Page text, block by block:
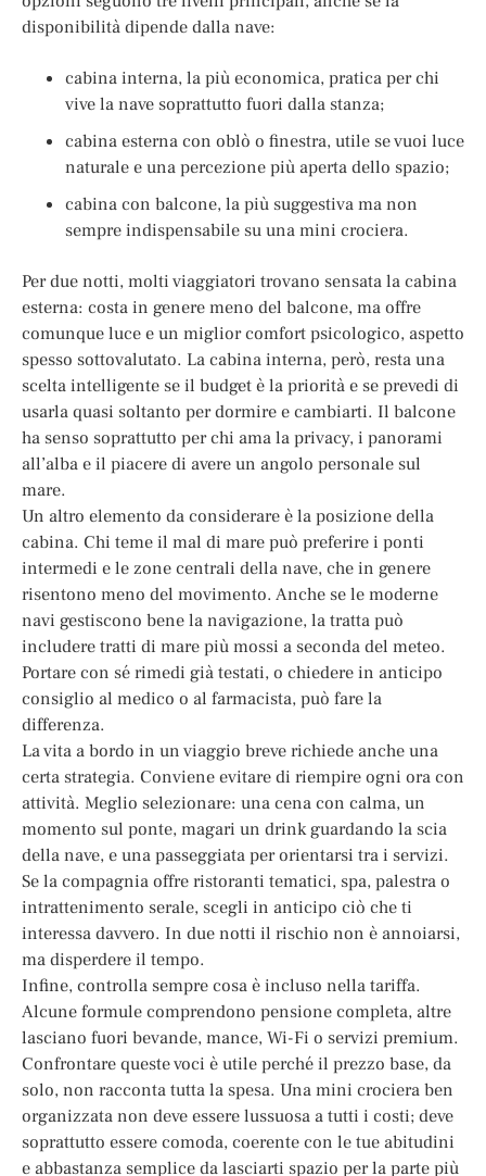
disponibilità dipende dalla nave:
cabina interna, la più economica, pratica per chi
vive la nave soprattutto fuori dalla stanza;
cabina esterna con oblò o finestra, utile se vuoi luce
naturale e una percezione più aperta dello spazio;
cabina con balcone, la più suggestiva ma non
sempre indispensabile su una mini crociera.
Per due notti, molti viaggiatori trovano sensata la cabina
esterna: costa in genere meno del balcone, ma offre
comunque luce e un miglior comfort psicologico, aspetto
spesso sottovalutato. La cabina interna, però, resta una
scelta intelligente se il budget è la priorità e se prevedi di
usarla quasi soltanto per dormire e cambiarti. Il balcone
ha senso soprattutto per chi ama la privacy, i panorami
all’alba e il piacere di avere un angolo personale sul
mare.
Un altro elemento da considerare è la posizione della
cabina. Chi teme il mal di mare può preferire i ponti
intermedi e le zone centrali della nave, che in genere
risentono meno del movimento. Anche se le moderne
navi gestiscono bene la navigazione, la tratta può
includere tratti di mare più mossi a seconda del meteo.
Portare con sé rimedi già testati, o chiedere in anticipo
consiglio al medico o al farmacista, può fare la
differenza.
La vita a bordo in un viaggio breve richiede anche una
certa strategia. Conviene evitare di riempire ogni ora con
attività. Meglio selezionare: una cena con calma, un
momento sul ponte, magari un drink guardando la scia
della nave, e una passeggiata per orientarsi tra i servizi.
Se la compagnia offre ristoranti tematici, spa, palestra o
intrattenimento serale, scegli in anticipo ciò che ti
interessa davvero. In due notti il rischio non è annoiarsi,
ma disperdere il tempo.
Infine, controlla sempre cosa è incluso nella tariffa.
Alcune formule comprendono pensione completa, altre
lasciano fuori bevande, mance, Wi-Fi o servizi premium.
Confrontare queste voci è utile perché il prezzo base, da
solo, non racconta tutta la spesa. Una mini crociera ben
organizzata non deve essere lussuosa a tutti i costi; deve
soprattutto essere comoda, coerente con le tue abitudini
e abbastanza semplice da lasciarti spazio per la parte più